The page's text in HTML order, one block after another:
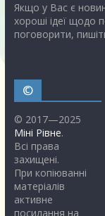
Якщо у Вас є
хороші ідеї щодо
поговорити,
©
© 2017—2025
Міні Рівне.
Всі права
захищені.
При копіюванні
матеріалів
активне
посилання на